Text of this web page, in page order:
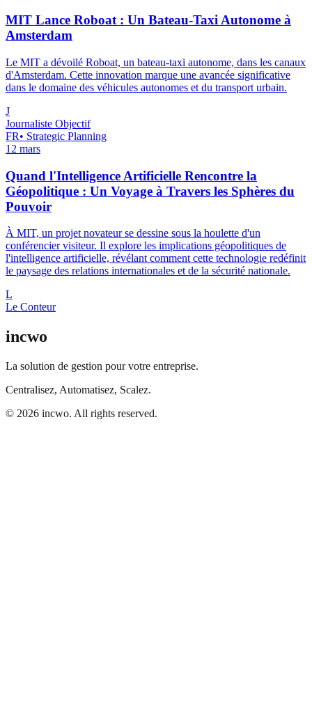
MIT Lance Roboat : Un Bateau-Taxi Autonome à
Amsterdam
Le MIT a dévoilé Roboat, un bateau-taxi autonome, dans les canaux
d'Amsterdam. Cette innovation marque une avancée significative
dans le domaine des véhicules autonomes et du transport urbain.
J
Journaliste Objectif
FR• Strategic Planning
12 mars
Quand l'Intelligence Artificielle Rencontre la
Géopolitique : Un Voyage à Travers les Sphères du
Pouvoir
À MIT, un projet novateur se dessine sous la houlette d'un
conférencier visiteur. Il explore les implications géopolitiques de
l'intelligence artificielle, révélant comment cette technologie redéfinit
le paysage des relations internationales et de la sécurité nationale.
L
Le Conteur
incwo
La solution de gestion pour votre entreprise.
Centralisez, Automatisez, Scalez.
© 2026 incwo. All rights reserved.